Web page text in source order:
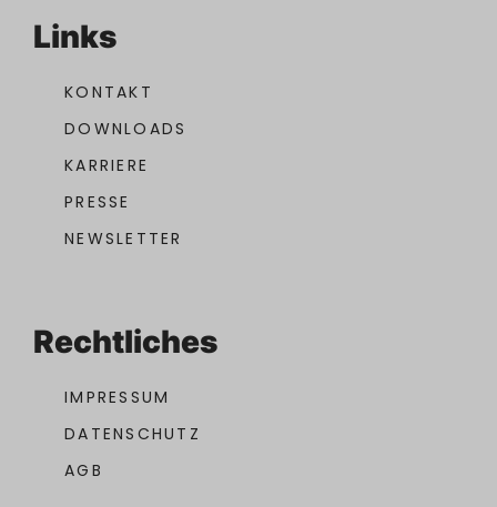
Links
KONTAKT
DOWNLOADS
KARRIERE
PRESSE
NEWSLETTER
Rechtliches
IMPRESSUM
DATENSCHUTZ
AGB